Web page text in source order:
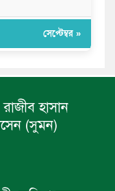
সেপ্টেম্বর »
রাজীব হাসান
(সুমন)